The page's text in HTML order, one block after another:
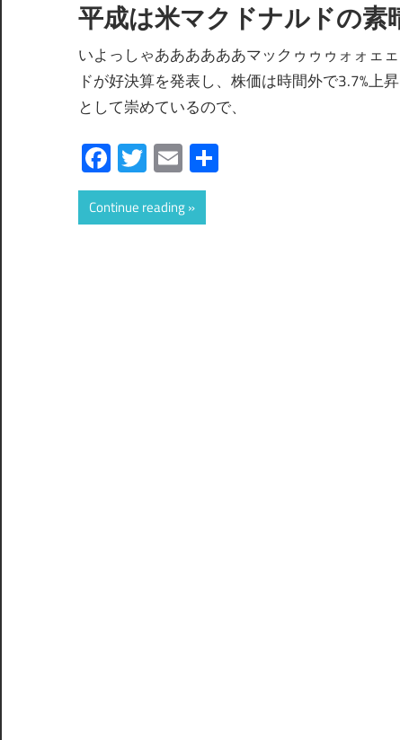
平成は米マクドナルドの素
いよっしゃああああああマックゥゥゥォォェ
ドが好決算を発表し、株価は時間外で3.7%
として崇めているので、
Facebook
Twitter
Email
Continue reading